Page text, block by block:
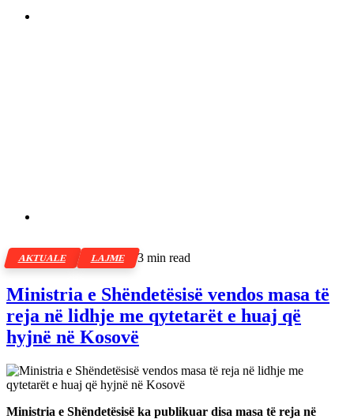
AKTUALE LAJME 3 min read
Ministria e Shëndetësisë vendos masa të
reja në lidhje me qytetarët e huaj që
hyjnë në Kosovë
Ministria e Shëndetësisë ka publikuar disa masa të reja në